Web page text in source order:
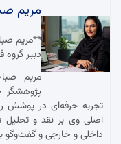
مریم
**مریم
دبیر
مریم
پژوهشگر
تجربه حرفه‌ای در پوشش
اصلی وی بر نقد و تحلیل
داخلی و خارجی و گفت‌وگو